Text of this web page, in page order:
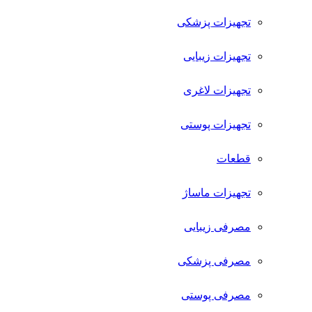
تجهیزات پزشکی
تجهیزات زیبایی
تجهیزات لاغری
تجهیزات پوستی
قطعات
تجهیزات ماساژ
مصرفی زیبایی
مصرفی پزشکی
مصرفی پوستی